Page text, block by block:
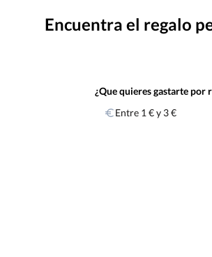
Encuentra el regalo
¿Que quieres gastarte por
Entre 1 € y 3 €